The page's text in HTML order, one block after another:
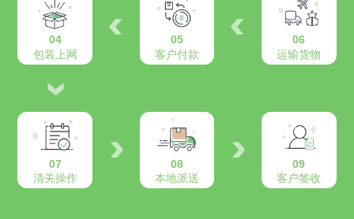
04
包装上网
05
客户付款
06
运输货物
07
清关操作
08
本地派送
09
客户签收